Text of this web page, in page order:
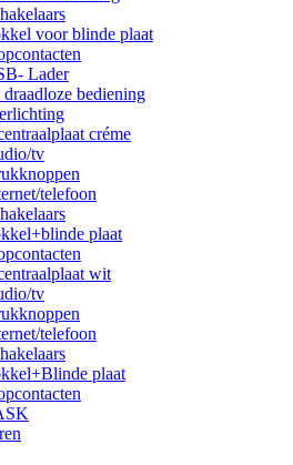
voor blinde plaat
Lader
bediening
créme
tv
telefoon
plaat
wit
tv
telefoon
plaat